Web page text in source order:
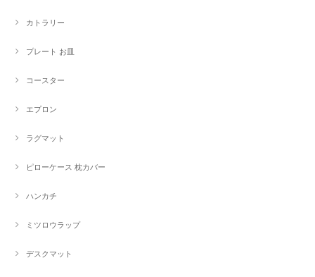
カトラリー
プレート お皿
コースター
エプロン
ラグマット
ピローケース 枕カバー
ハンカチ
ミツロウラップ
デスクマット